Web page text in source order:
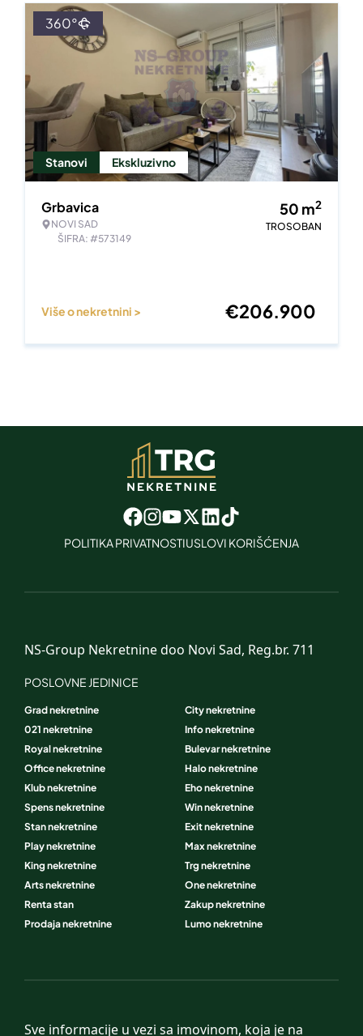
Stanovi Ekskluzivno
360°
Grbavica
NOVI SAD
ŠIFRA: #573149
50 m2
TROSOBAN
Više o nekretnini > €206.900
POLITIKA PRIVATNOSTIUSLOVI KORIŠĆENJA
Sve informacije u vezi sa imovinom, koja je na
NS-Group Nekretnine doo Novi Sad, Reg.br. 711
POSLOVNE JEDINICE
Grad nekretnine
City nekretnine
021 nekretnine
Info nekretnine
Royal nekretnine
Bulevar nekretnine
Office nekretnine
Halo nekretnine
Klub nekretnine
Eho nekretnine
Spens nekretnine
Win nekretnine
Stan nekretnine
Exit nekretnine
Play nekretnine
Max nekretnine
King nekretnine
Trg nekretnine
Arts nekretnine
One nekretnine
Renta stan
Zakup nekretnine
Prodaja nekretnine
Lumo nekretnine